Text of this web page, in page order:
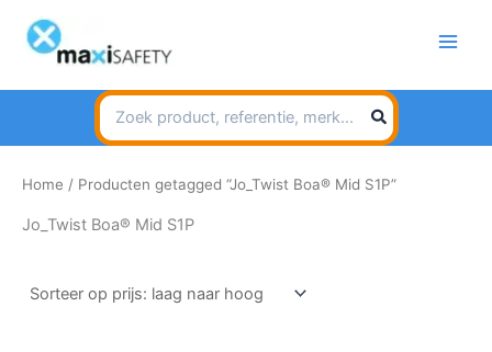
naar
inhoud
Search
for:
Home / Producten getagged “Jo_Twist Boa® Mid S1P”
Jo_Twist Boa® Mid S1P